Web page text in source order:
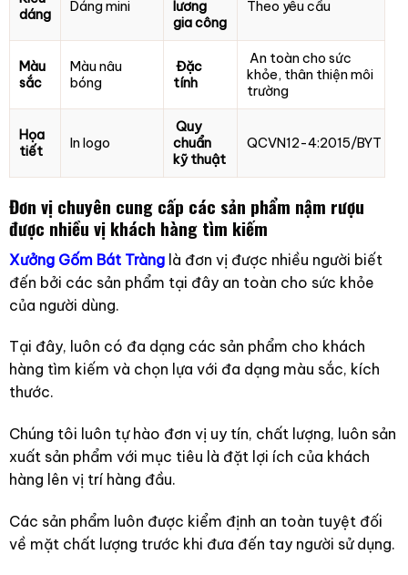
dáng
Dáng mini
lương
gia công
Theo yêu cầu
Màu
sắc
Màu nâu
bóng
Đặc
tính
An toàn cho sức
khỏe, thân thiện môi
trường
Họa
tiết
In logo
Quy
chuẩn
kỹ thuật
QCVN12-4:2015/BYT
Đơn vị chuyên cung cấp các sản phẩm nậm rượu
được nhiều vị khách hàng tìm kiếm
Xưởng Gốm Bát Trànglà đơn vị được nhiều người biết
đến bởi các sản phẩm tại đây an toàn cho sức khỏe
của người dùng.
Tại đây, luôn có đa dạng các sản phẩm cho khách
hàng tìm kiếm và chọn lựa với đa dạng màu sắc, kích
thước.
Chúng tôi luôn tự hào đơn vị uy tín, chất lượng, luôn sản
xuất sản phẩm với mục tiêu là đặt lợi ích của khách
hàng lên vị trí hàng đầu.
Các sản phẩm luôn được kiểm định an toàn tuyệt đối
về mặt chất lượng trước khi đưa đến tay người sử dụng.